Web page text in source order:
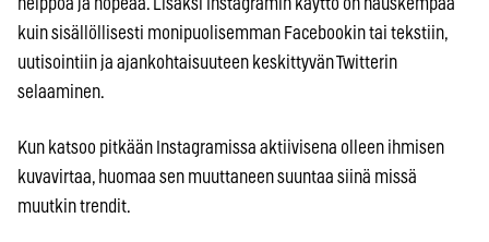
kuin sisällöllisesti monipuolisemman Facebookin tai tekstiin,
uutisointiin ja ajankohtaisuuteen keskittyvän Twitterin
selaaminen.
Kun katsoo pitkään Instagramissa aktiivisena olleen ihmisen
kuvavirtaa, huomaa sen muuttaneen suuntaa siinä missä
muutkin trendit.